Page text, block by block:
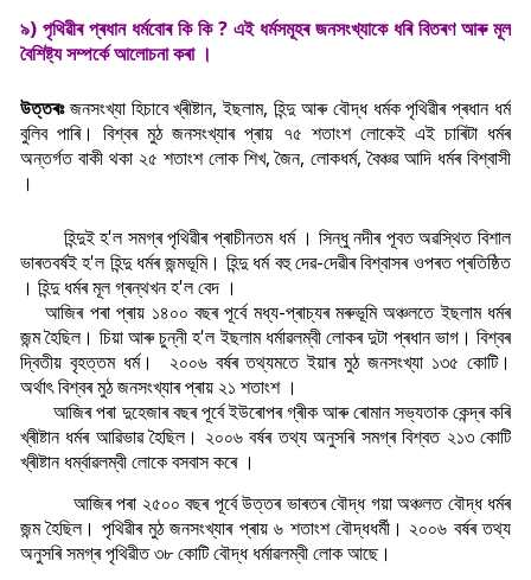
৯) পৃথিৱীৰ প্ৰধান ধৰ্মবোৰ কি কি ? এই ধৰ্মসমূহৰ জনসংখ্যাকে ধৰি বিতৰণ আৰু মূল
বৈশিষ্ট্য সম্পৰ্কে আলোচনা কৰা ।
উত্তৰঃজনসংখ্যা হিচাবে খ্ৰীষ্টান, ইছলাম, হিন্দু আৰু বৌদ্ধ ধৰ্মক পৃথিৱীৰ প্ৰধান ধৰ্ম
বুলিব পাৰি। বিশ্বৰ মুঠ জনসংখ্যাৰ প্ৰায় ৭৫ শতাংশ লোকেই এই চাৰিটা ধৰ্মৰ
অন্তৰ্গত বাকী থকা ২৫ শতাংশ লোক শিখ, জৈন, লোকধৰ্ম, বৈঞ্চৱ আদি ধৰ্মৰ বিশ্বাসী
।
হিন্দুই হ'ল সমগ্ৰ পৃথিৱীৰ প্ৰাচীনতম ধৰ্ম । সিন্ধু নদীৰ পূবত অৱস্থিত বিশাল
ভাৰতবৰ্ষই হ'ল হিন্দু ধৰ্মৰ জন্মভূমি। হিন্দু ধৰ্ম বহু দেৱ-দেৱীৰ বিশ্বাসৰ ওপৰত প্ৰতিষ্ঠিত
। হিন্দু ধৰ্মৰ মূল গ্ৰন্থখন হ'ল বেদ ।
আজিৰ পৰা প্ৰায় ১৪০০ বছৰ পূৰ্বে মধ্য-প্ৰাচ্যৰ মৰুভূমি অঞ্চলতে ইছলাম ধৰ্মৰ
জন্ম হৈছিল। চিয়া আৰু চুন্নী হ'ল ইছলাম ধৰ্মাৱলম্বী লোকৰ দুটা প্ৰধান ভাগ। বিশ্বৰ
দ্বিতীয় বৃহত্তম ধৰ্ম। ২০০৬ বৰ্ষৰ তথ্যমতে ইয়াৰ মুঠ জনসংখ্যা ১৩৫ কোটি।
অৰ্থাৎবিশ্বৰ মুঠ জনসংখ্যাৰ প্ৰায় ২১ শতাংশ ।
আজিৰ পৰা দুহেজাৰ বছৰ পূৰ্বে ইউৰোপৰ গ্ৰীক আৰু ৰোমান সভ্যতাক কেন্দ্ৰ কৰি
খ্ৰীষ্টান ধৰ্মৰ আৱিভাৱ হৈছিল। ২০০৬ বৰ্ষৰ তথ্য অনুসৰি সমগ্ৰ বিশ্বত ২১৩ কোটি
খ্ৰীষ্টান ধৰ্ম্বাৱলম্বী লোকে বসবাস কৰে ।
আজিৰ পৰা ২৫০০ বছৰ পূৰ্বে উত্তৰ ভাৰতৰ বৌদ্ধ গয়া অঞ্চলত বৌদ্ধ ধৰ্মৰ
জন্ম হৈছিল। পৃথিৱীৰ মুঠ জনসংখ্যাৰ প্ৰায় ৬ শতাংশ বৌদ্ধধৰ্মী। ২০০৬ বৰ্ষৰ তথ্য
অনুসৰি সমগ্ৰ পৃথিৱীত ৩৮ কোটি বৌদ্ধ ধৰ্মাৱলম্বী লোক আছে।